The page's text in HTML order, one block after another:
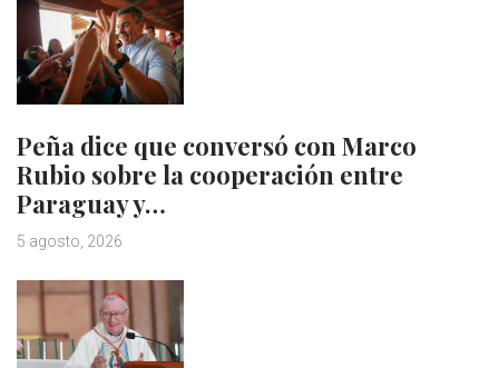
Peña dice que conversó con Marco
Rubio sobre la cooperación entre
Paraguay y…
5 agosto, 2026